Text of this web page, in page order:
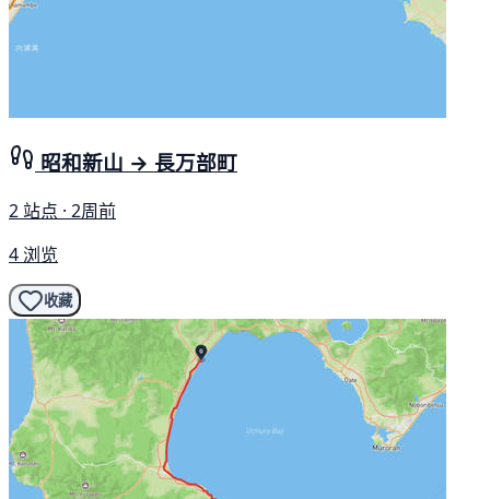
昭和新山 → 長万部町
2 站点 · 2周前
4 浏览
收藏